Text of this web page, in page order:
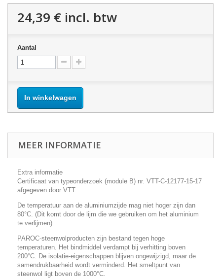
24,39 € incl. btw
Aantal
In winkelwagen
MEER INFORMATIE
Extra informatie
Certificaat van typeonderzoek (module B) nr. VTT-C-12177-15-17
afgegeven door VTT.
De temperatuur aan de aluminiumzijde mag niet hoger zijn dan
80°C. (Dit komt door de lijm die we gebruiken om het aluminium
te verlijmen).
PAROC-steenwolproducten zijn bestand tegen hoge
temperaturen. Het bindmiddel verdampt bij verhitting boven
200°C. De isolatie-eigenschappen blijven ongewijzigd, maar de
samendrukbaarheid wordt verminderd. Het smeltpunt van
steenwol ligt boven de 1000°C.